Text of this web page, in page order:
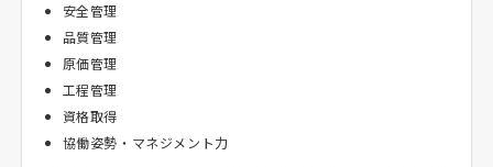
安全管理
品質管理
原価管理
工程管理
資格取得
協働姿勢・マネジメント力